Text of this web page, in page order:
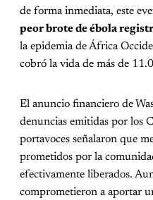
de forma inmediata, este
peor brote de ébola
la epidemia de África
cobró la vida de más de
El anuncio financiero de
denuncias emitidas por los
portavoces señalaron que
prometidos por la
efectivamente liberados.
comprometieron a aportar